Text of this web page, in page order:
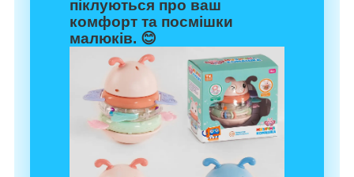
піклуються про ваш
комфорт та посмішки
малюків. 😊